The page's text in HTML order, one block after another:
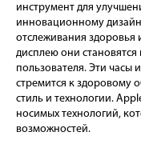
инструмент для
инновационному
отслеживания здоровья
дисплею они
пользователя. Эти часы
стремится к здоровому
стиль и технологии.
носимых технологий,
возможностей.